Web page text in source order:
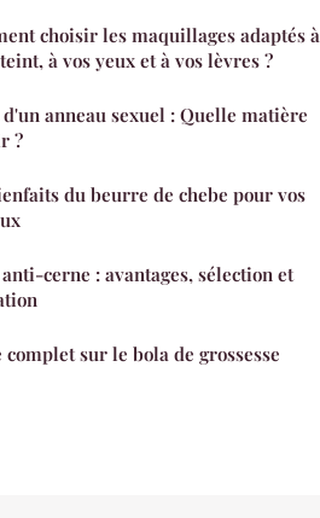
choisir les maquillages adaptés à
à vos yeux et à vos lèvres ?
d'un anneau sexuel : Quelle matière
?
du beurre de chebe pour vos
cerne : avantages, sélection et
complet sur le bola de grossesse